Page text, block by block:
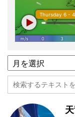
過
去
記
事
別